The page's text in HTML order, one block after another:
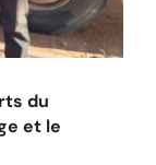
du
et le